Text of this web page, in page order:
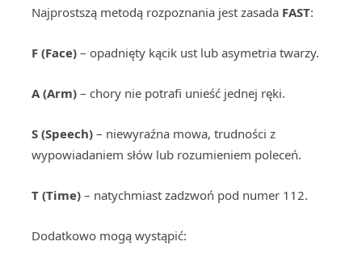
Najprostszą metodą rozpoznania jest zasada FAST:
F (Face) – opadnięty kącik ust lub asymetria twarzy.
A (Arm) – chory nie potrafi unieść jednej ręki.
S (Speech) – niewyraźna mowa, trudności z
wypowiadaniem słów lub rozumieniem poleceń.
T (Time) – natychmiast zadzwoń pod numer 112.
Dodatkowo mogą wystąpić: